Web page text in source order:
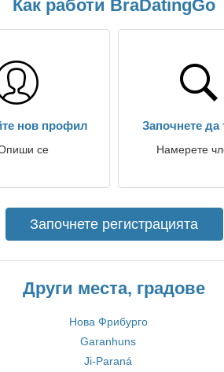
Как работи BraDatingGo
нов профил
се
Започнете да
Намерете
Започнете регистрацията
Други места, градове
Нова Фрибурго
Garanhuns
Ji-Paraná